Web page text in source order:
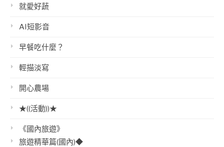
就愛好蔬
AI短影音
早餐吃什麼？
輕描淡寫
開心農場
★((活動))★
《國內旅遊》
旅遊精華篇(國內)◆